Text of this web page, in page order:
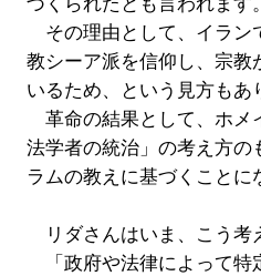
その理由として、イラン
教シーア派を信仰し、宗教
いるため、という見方もあ
革命の結果として、ホメ
法学者の統治」の考え方の
ラムの教えに基づくことに
リダさんはいま、こう考
「政府や法律によって特